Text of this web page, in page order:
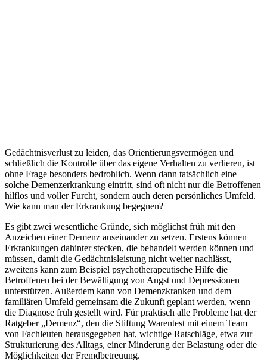
Gedächtnisverlust zu leiden, das Orientierungsvermögen und
schließlich die Kontrolle über das eigene Verhalten zu verlieren, ist
ohne Frage besonders bedrohlich. Wenn dann tatsächlich eine
solche Demenzerkrankung eintritt, sind oft nicht nur die Betroffenen
hilflos und voller Furcht, sondern auch deren persönliches Umfeld.
Wie kann man der Erkrankung begegnen?
Es gibt zwei wesentliche Gründe, sich möglichst früh mit den
Anzeichen einer Demenz auseinander zu setzen. Erstens können
Erkrankungen dahinter stecken, die behandelt werden können und
müssen, damit die Gedächtnisleistung nicht weiter nachlässt,
zweitens kann zum Beispiel psychotherapeutische Hilfe die
Betroffenen bei der Bewältigung von Angst und Depressionen
unterstützen. Außerdem kann von Demenzkranken und dem
familiären Umfeld gemeinsam die Zukunft geplant werden, wenn
die Diagnose früh gestellt wird. Für praktisch alle Probleme hat der
Ratgeber „Demenz“, den die Stiftung Warentest mit einem Team
von Fachleuten herausgegeben hat, wichtige Ratschläge, etwa zur
Strukturierung des Alltags, einer Minderung der Belastung oder die
Möglichkeiten der Fremdbetreuung.